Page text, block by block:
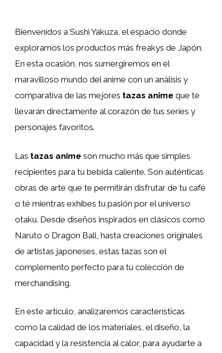
Bienvenidos a Sushi Yakuza, el espacio donde
exploramos los productos más freakys de Japón.
En esta ocasión, nos sumergiremos en el
maravilloso mundo del anime con un análisis y
comparativa de las mejores tazas anime que te
llevarán directamente al corazón de tus series y
personajes favoritos.
Las tazas anime son mucho más que simples
recipientes para tu bebida caliente. Son auténticas
obras de arte que te permitirán disfrutar de tu café
o té mientras exhibes tu pasión por el universo
otaku. Desde diseños inspirados en clásicos como
Naruto o Dragon Ball, hasta creaciones originales
de artistas japoneses, estas tazas son el
complemento perfecto para tu colección de
merchandising.
En este artículo, analizaremos características
como la calidad de los materiales, el diseño, la
capacidad y la resistencia al calor, para ayudarte a